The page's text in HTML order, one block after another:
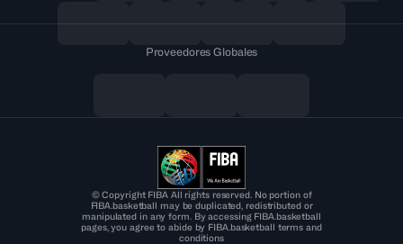
Proveedores Globales
© Copyright FIBA All rights reserved. No portion of
FIBA.basketball may be duplicated, redistributed or
manipulated in any form. By accessing FIBA.basketball
pages, you agree to abide by FIBA.basketball terms and
conditions